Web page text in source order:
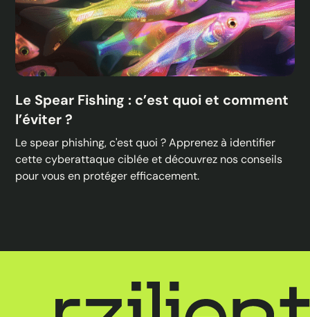
Le Spear Fishing : c’est quoi et comment
l’éviter ?
Le spear phishing, c'est quoi ? Apprenez à identifier
cette cyberattaque ciblée et découvrez nos conseils
pour vous en protéger efficacement.